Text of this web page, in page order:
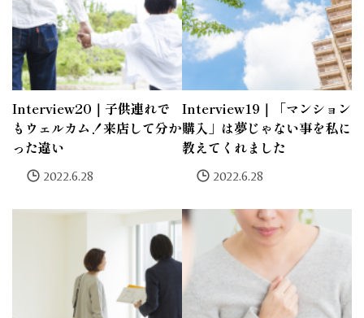
Interview20｜子供連れで
もウェルカム！来店して分か
った違い
2022.6.28
Interview19｜「マンション
購入」は夢じゃない事を私に
教えてくれました
2022.6.28